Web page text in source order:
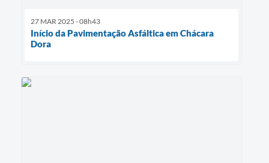
27 MAR 2025 - 08h43
Início da Pavimentação Asfáltica em Chácara
Dora